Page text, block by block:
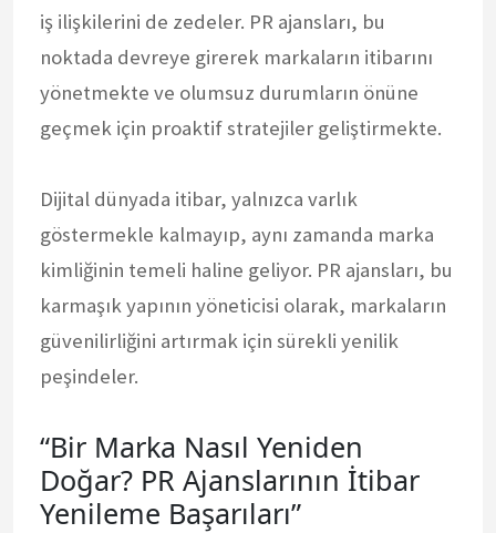
iş ilişkilerini de zedeler. PR ajansları, bu
noktada devreye girerek markaların itibarını
yönetmekte ve olumsuz durumların önüne
geçmek için proaktif stratejiler geliştirmekte.
Dijital dünyada itibar, yalnızca varlık
göstermekle kalmayıp, aynı zamanda marka
kimliğinin temeli haline geliyor. PR ajansları, bu
karmaşık yapının yöneticisi olarak, markaların
güvenilirliğini artırmak için sürekli yenilik
peşindeler.
“Bir Marka Nasıl Yeniden
Doğar? PR Ajanslarının İtibar
Yenileme Başarıları”